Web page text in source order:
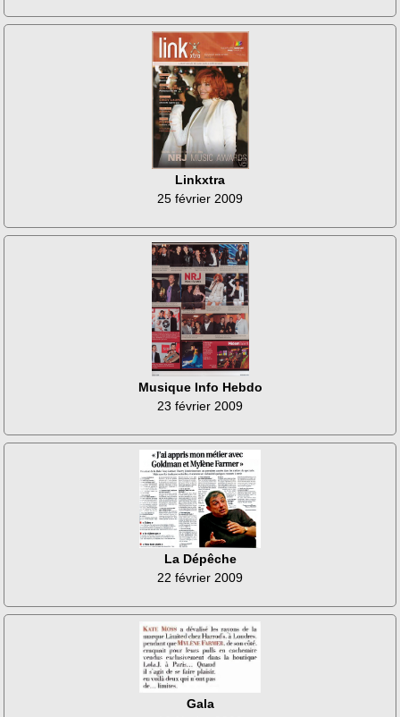
Linkxtra
25 février 2009
Musique Info Hebdo
23 février 2009
La Dépêche
22 février 2009
Gala